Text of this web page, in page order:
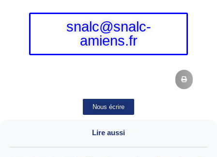
snalc@snalc-
amiens.fr
Nous écrire
Lire aussi